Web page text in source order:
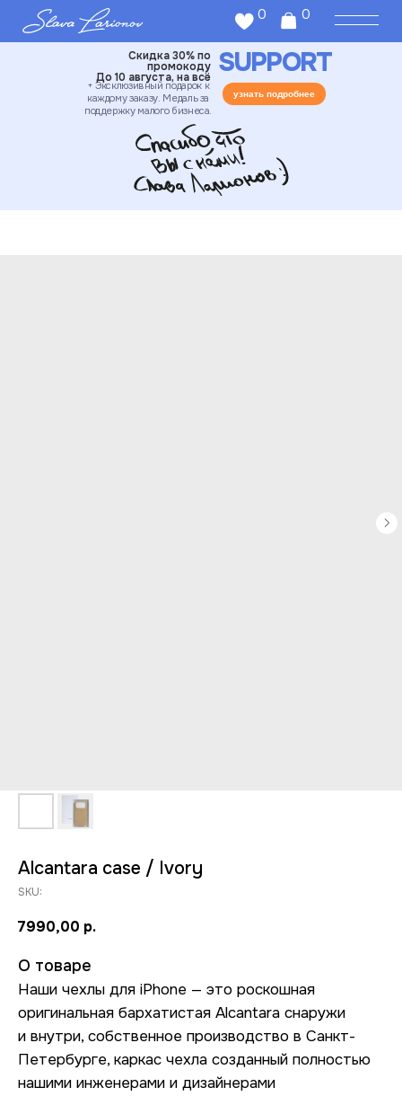
0
+ Эксклюзивный подарок к
каждому заказу. Медаль за
поддержку малого бизнеса.
Скидка 30% по
промокоду
До 10 августа, на всё
узнать подробнее
SUPPORT
Alcantara case / Ivory
SKU:
7990,00 р.
О товаре
Наши чехлы для iPhone — это роскошная
оригинальная бархатистая Alcantara снаружи
и внутри, собственное производство в Санкт-
Петербурге, каркас чехла созданный полностью
нашими инженерами и дизайнерами